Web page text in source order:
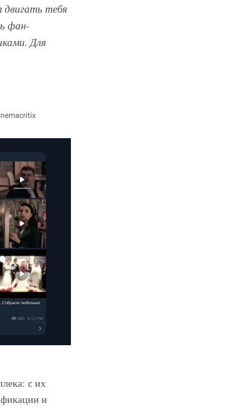
тебя
фан-
Для
с их
и